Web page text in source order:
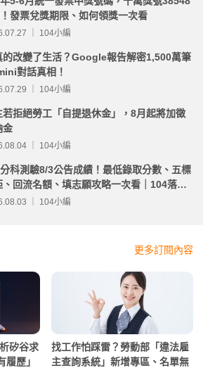
發票兌獎期限、如何領獎一次看
｜ 104小編
的改變了生活？Google報告解密1,500萬筆
對話真相！
｜ 104小編
若拒絕勞工「自提退休金」，8月起將加徵
金
｜ 104小編
科測驗8/3公告成績！最低錄取分數、五標
、回流名額、填志願攻略一次看｜104落點
｜ 104小編
更多訂閱內容
矽谷求
歷」
找工作怕踩雷？勞動部「違法雇
主查詢系統」新增專區、名單無